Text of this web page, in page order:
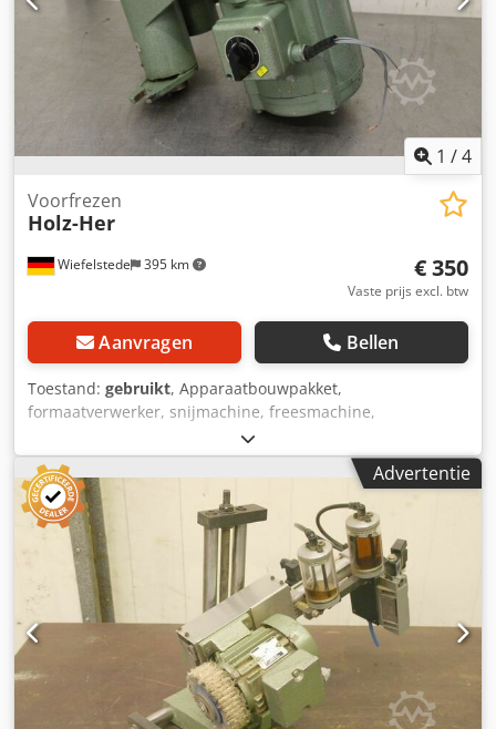
1 /4
Wiefelstede 395 km
Voorfrezen
Holz-Her
€ 350
Vaste prijs excl. btw
Aanvragen Bellen
Toestand: gebruikt, Apparaatbouwpakket,
formaatverwerker, snijmachine, freesmachine,
profielfreesmachine, voegenfreesmachine, snijmachine,
dubbelzijdige profiler, kantenbewerkingsmachine,
scoremotor, versnipperaarmotor, freesmotor voor
kantenbewerkingsmachine -Aantal: 1x motor -Motortype:
Dsdpfx Aec Iprfjdiock -Vermogen: kW -Voltage: 380 volt -
Gereedschapshouder: SK40 -Spindelsnelheid: 9000 rpm -
Maten: 340/270/H400 mm -gewicht: 35 kg
Advertentie